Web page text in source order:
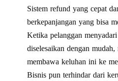
Sistem refund yang cepat
berkepanjangan yang bisa
Ketika pelanggan
diselesaikan dengan
membawa keluhan ini ke
Bisnis pun terhindar dari